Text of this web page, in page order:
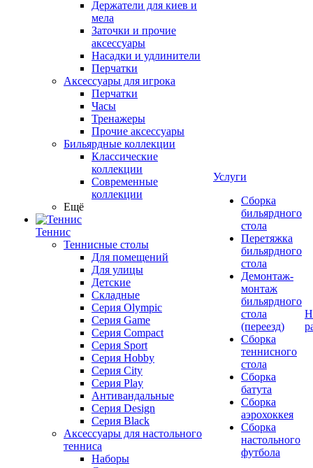
Держатели для киев и
мела
Заточки и прочие
аксессуары
Насадки и удлинители
Перчатки
Аксессуары для игрока
Перчатки
Часы
Тренажеры
Прочие аксессуары
Бильярдные коллекции
Классические
коллекции
Современные
коллекции
Ещё
Теннис
Теннисные столы
Для помещений
Для улицы
Детские
Складные
Серия Olympic
Серия Game
Серия Compact
Серия Sport
Серия Hobby
Серия City
Серия Play
Антивандальные
Серия Design
Серия Black
Аксессуары для настольного
тенниса
Наборы
Услуги
Сборка
бильярдного
стола
Перетяжка
бильярдного
стола
Демонтаж-
монтаж
бильярдного
стола
(переезд)
Сборка
теннисного
стола
Сборка
батута
Сборка
аэрохоккея
Сборка
настольного
футбола